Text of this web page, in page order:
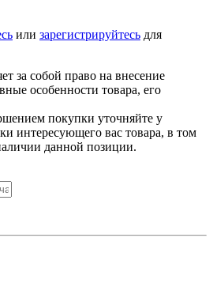
или зарегистрируйтесь для
за собой право на внесение
особенности товара, его
покупки уточняйте у
интересующего вас товара, в том
данной позиции.